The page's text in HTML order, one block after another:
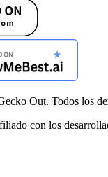
Out. Todos los
con los